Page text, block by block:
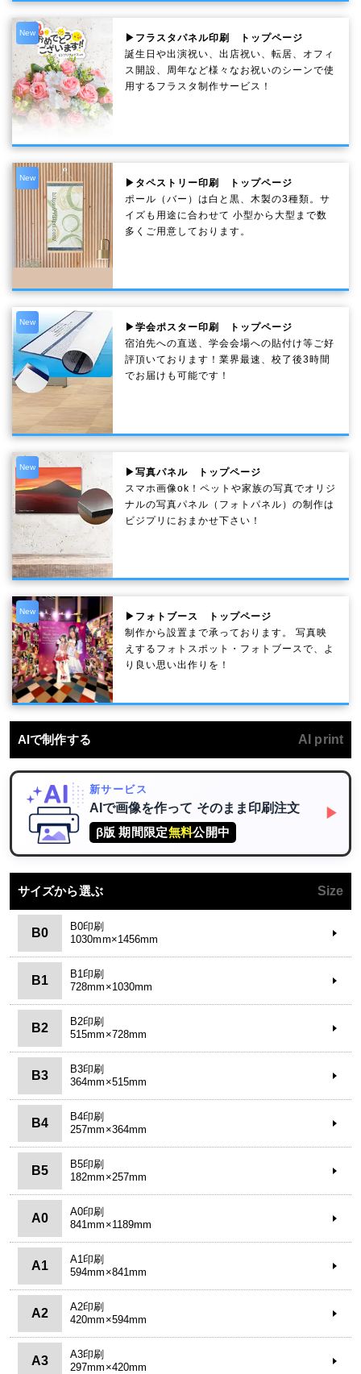
New
▶フラスタパネル印刷 トップページ
誕生日や出演祝い、出店祝い、転居、オフィ
ス開設、周年など様々なお祝いのシーンで使
用するフラスタ制作サービス！
New
▶タペストリー印刷 トップページ
ポール（バー）は白と黒、木製の3種類。サ
イズも用途に合わせて 小型から大型まで数
多くご用意しております。
New
▶学会ポスター印刷 トップページ
宿泊先への直送、学会会場への貼付け等ご好
評頂いております！業界最速、校了後3時間
でお届けも可能です！
New
▶写真パネル トップページ
スマホ画像ok！ペットや家族の写真でオリジ
ナルの写真パネル（フォトパネル）の制作は
ビジプリにおまかせ下さい！
New
▶フォトブース トップページ
制作から設置まで承っております。 写真映
えするフォトスポット・フォトブースで、よ
り良い思い出作りを！
AIで制作する AI print
新サービス
AIで画像を作って そのまま印刷注文
β版 期間限定無料公開中
▶
サイズから選ぶ Size
B0
B0印刷
1030mm×1456mm
B1
B1印刷
728mm×1030mm
B2
B2印刷
515mm×728mm
B3
B3印刷
364mm×515mm
B4
B4印刷
257mm×364mm
B5
B5印刷
182mm×257mm
A0
A0印刷
841mm×1189mm
A1
A1印刷
594mm×841mm
A2
A2印刷
420mm×594mm
A3
A3印刷
297mm×420mm